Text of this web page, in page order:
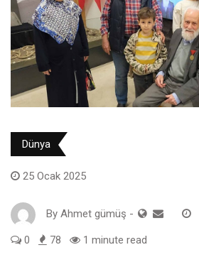
Dünya
25 Ocak 2025
By Ahmet gümüş -
0 78 1 minute read